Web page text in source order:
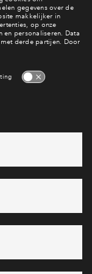
Bel ons op088 -